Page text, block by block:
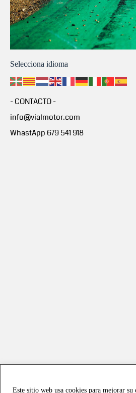
Este sitio web usa cookies para mejorar
Selecciona idioma
- CONTACTO -
info@vialmotor.com
WhastApp 679 541 918